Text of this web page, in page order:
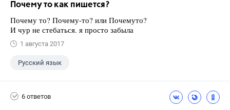
Почему то как пишется?
Почему то? Почему-то? или Почемуто?
И чур не стебаться. я просто забыла
1 августа 2017
Русский язык
6 ответов